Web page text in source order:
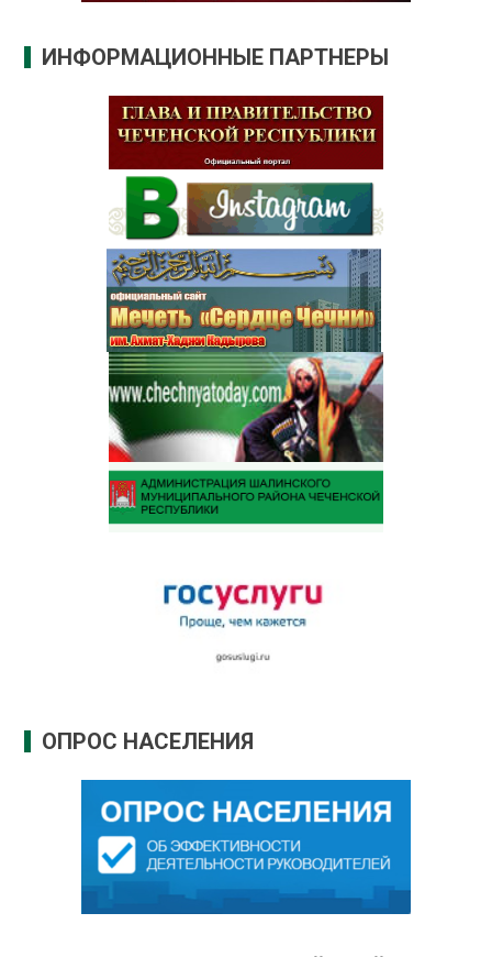
ИНФОРМАЦИОННЫЕ ПАРТНЕРЫ
ОПРОС НАСЕЛЕНИЯ